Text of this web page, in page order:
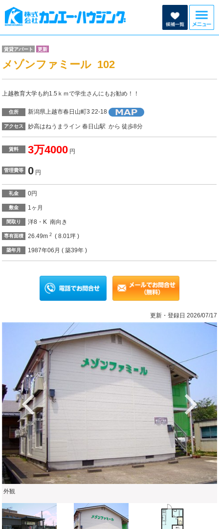
賃貸アパート 更新
メゾンファミール 102
上越教育大学も約1.5ｋｍで学生さんにもお勧め！！
住所 新潟県上越市春日山町3 22-18
アクセス 妙高はねうまライン 春日山駅 から 徒歩8分
賃料 3万4000 円
管理費等 0 円
礼金 0円
敷金 1ヶ月
間取り 洋8・K 南向き
専有面積 26.49m2 ( 8.01坪 )
築年月 1987年06月 ( 築39年 )
更新・登録日 2026/07/17
Previous
外観